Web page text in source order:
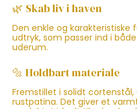
🌿 Skab liv i haven
Den enkle og
udtryk, som passer ind i
uderum.
🔩 Holdbart materiale
Fremstillet i solidt
rustpatina. Det giver et